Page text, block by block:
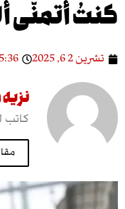
ألا
5:36 م
نزيه درويش
كاتب لبناني
مقالات